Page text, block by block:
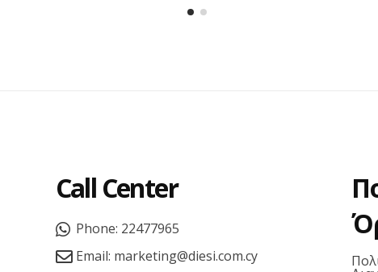
Call Center
Phone: 22477965
Email: marketing@diesi.com.cy